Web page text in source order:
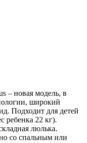
– новая модель, в
широкий
Подходит для детей
ребенка 22 кг).
люлька.
со спальным или